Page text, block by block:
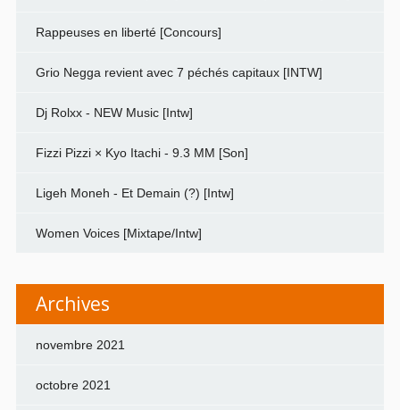
Rappeuses en liberté [Concours]
Grio Negga revient avec 7 péchés capitaux [INTW]
Dj Rolxx - NEW Music [Intw]
Fizzi Pizzi × Kyo Itachi - 9.3 MM [Son]
Ligeh Moneh - Et Demain (?) [Intw]
Women Voices [Mixtape/Intw]
Archives
novembre 2021
octobre 2021